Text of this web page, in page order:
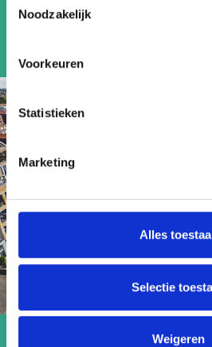
Noodzakelijk
Voorkeuren
Statistieken
Marketing
Alles
Selectie
Weigeren